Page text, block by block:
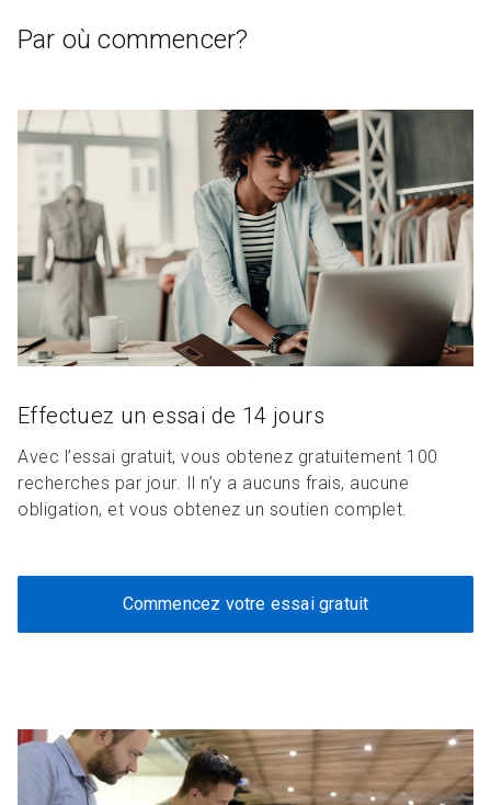
Par où commencer?
Effectuez un essai de 14 jours
Avec l’essai gratuit, vous obtenez gratuitement 100
recherches par jour. Il n’y a aucuns frais, aucune
obligation, et vous obtenez un soutien complet.
Commencez votre essai gratuit